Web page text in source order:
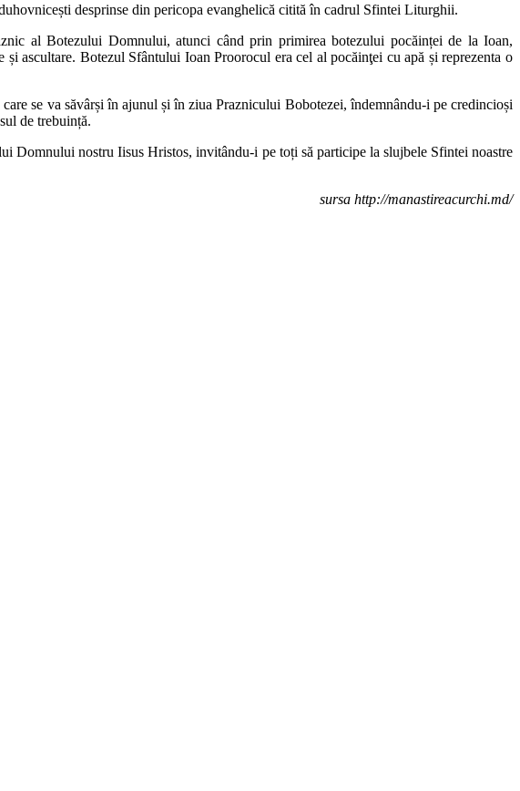
desprinse din pericopa evanghelică citită în cadrul Sfintei Liturghii.
al Botezului Domnului, atunci când prin primirea botezului pocăinței de la Ioan,
ascultare. Botezul Sfântului Ioan Proorocul era cel al pocăinţei cu apă și reprezenta o
se va săvârși în ajunul și în ziua Praznicului Bobotezei, îndemnându-i pe credincioși
de trebuință.
Domnului nostru Iisus Hristos, invitându-i pe toți să participe la slujbele Sfintei noastre
sursa http://manastireacurchi.md/